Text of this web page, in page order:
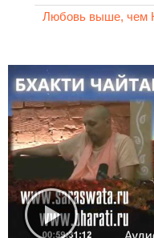
Любовь выше, чем